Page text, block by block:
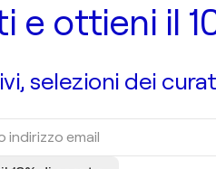
e ottieni il
selezioni dei